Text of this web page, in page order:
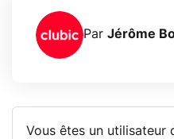
Par Jérôme
Vous êtes un utilisateur